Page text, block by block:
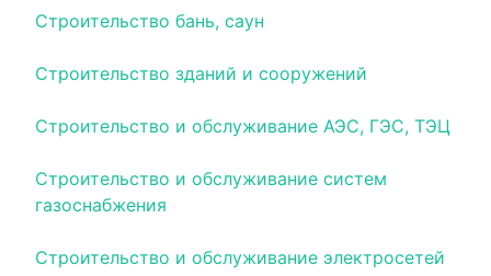
Строительство бань, саун
Строительство зданий и сооружений
Строительство и обслуживание АЭС, ГЭС, ТЭЦ
Строительство и обслуживание систем
газоснабжения
Строительство и обслуживание электросетей